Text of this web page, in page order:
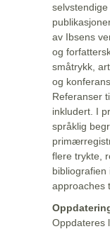
av Ibsens
og
småtrykk,
og
Referanser
inkludert. I
språklig
flere trykte,
approaches
Oppdateres